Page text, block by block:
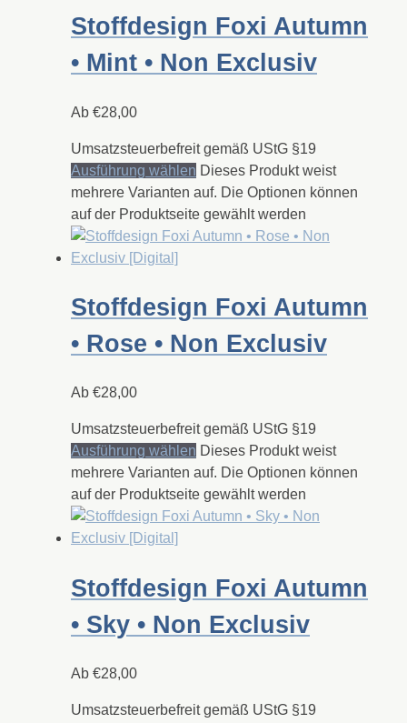
Stoffdesign Foxi Autumn
• Mint • Non Exclusiv
Ab €28,00
Umsatzsteuerbefreit gemäß UStG §19
Ausführung wählen Dieses Produkt weist
mehrere Varianten auf. Die Optionen können
auf der Produktseite gewählt werden
Stoffdesign Foxi Autumn
• Rose • Non Exclusiv
Ab €28,00
Umsatzsteuerbefreit gemäß UStG §19
Ausführung wählen Dieses Produkt weist
mehrere Varianten auf. Die Optionen können
auf der Produktseite gewählt werden
Stoffdesign Foxi Autumn
• Sky • Non Exclusiv
Ab €28,00
Umsatzsteuerbefreit gemäß UStG §19